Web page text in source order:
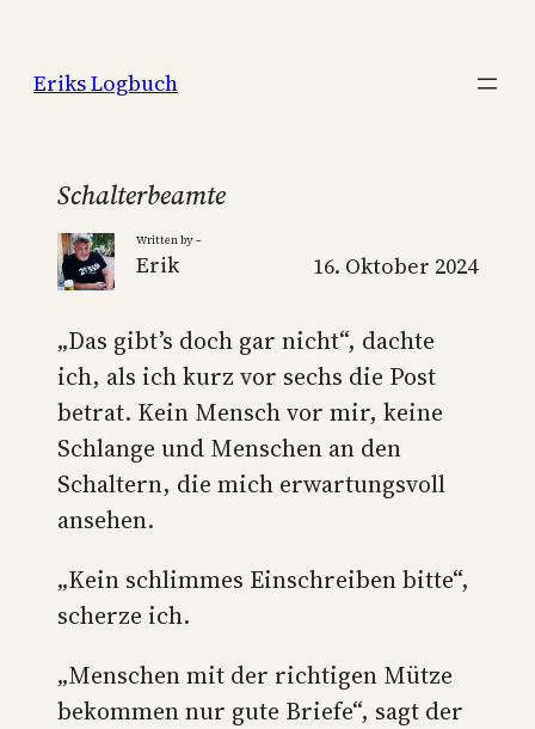
springen
Eriks Logbuch
Schalterbeamte
Written by –
Erik 16. Oktober 2024
„Das gibt’s doch gar nicht“, dachte
ich, als ich kurz vor sechs die Post
betrat. Kein Mensch vor mir, keine
Schlange und Menschen an den
Schaltern, die mich erwartungsvoll
ansehen.
„Kein schlimmes Einschreiben bitte“,
scherze ich.
„Menschen mit der richtigen Mütze
bekommen nur gute Briefe“, sagt der